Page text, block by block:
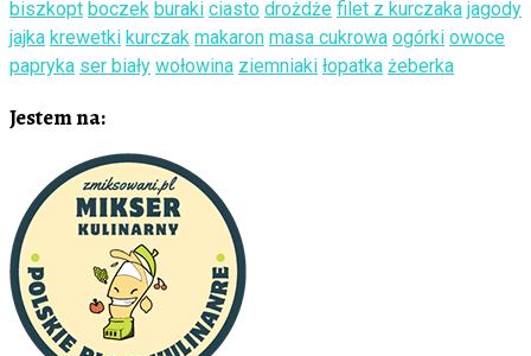
biszkopt boczek buraki ciasto drożdże filet z kurczaka jagody
jajka krewetki kurczak makaron masa cukrowa ogórki owoce
papryka ser biały wołowina ziemniaki łopatka żeberka
Jestem na: